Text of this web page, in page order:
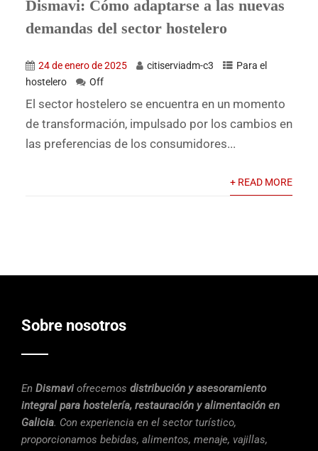
Dismavi: Cómo adaptarse a las nuevas
demandas del sector hostelero
24 de enero de 2025 citiserviadm-c3
Para el
hostelero
Off
El sector hostelero se encuentra en un momento
de transformación, impulsado por los cambios en
las preferencias de los consumidores...
+ READ MORE
Sobre nosotros
En Dismavi ofrecemos distribución y asesoramiento
integral para hostelería, restauración y alimentación en
Galicia. Con experiencia en el sector turístico,
proporcionamos bebidas, alimentos, menaje, vajillas,